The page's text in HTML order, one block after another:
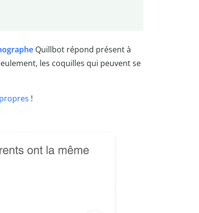
Quillbot répond présent à
les coquilles qui peuvent se
!